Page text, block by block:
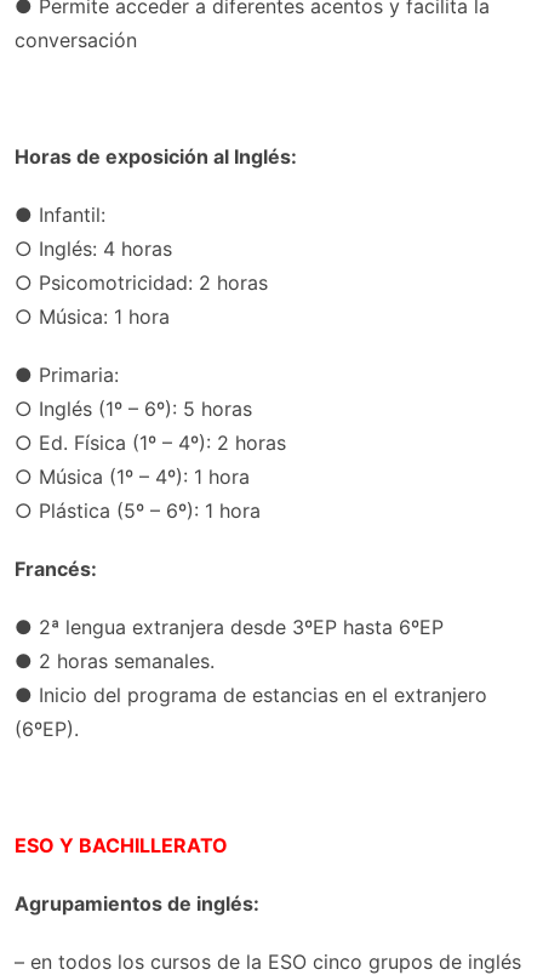
● Permite acceder a diferentes acentos y facilita la
conversación
Horas de exposición al Inglés:
● Infantil:
○ Inglés: 4 horas
○ Psicomotricidad: 2 horas
○ Música: 1 hora
● Primaria:
○ Inglés (1º – 6º): 5 horas
○ Ed. Física (1º – 4º): 2 horas
○ Música (1º – 4º): 1 hora
○ Plástica (5º – 6º): 1 hora
Francés:
● 2ª lengua extranjera desde 3ºEP hasta 6ºEP
● 2 horas semanales.
● Inicio del programa de estancias en el extranjero
(6ºEP).
ESO Y BACHILLERATO
Agrupamientos de inglés:
– en todos los cursos de la ESO cinco grupos de inglés